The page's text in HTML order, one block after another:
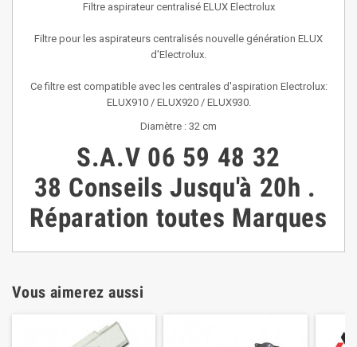
Filtre aspirateur centralisé ELUX Electrolux
Filtre pour les aspirateurs centralisés nouvelle génération ELUX
d'Electrolux.
Ce filtre est compatible avec les centrales d'aspiration Electrolux:
ELUX910 / ELUX920 / ELUX930.
Diamètre : 32 cm
S.A.V 06 59 48 32
38 ConseilsJusqu'à 20h .
Réparation toutes Marques
Vous aimerez aussi